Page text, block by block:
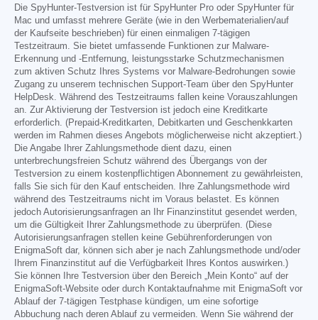
Die SpyHunter-Testversion ist für SpyHunter Pro oder SpyHunter für
Mac und umfasst mehrere Geräte (wie in den Werbematerialien/auf
der Kaufseite beschrieben) für einen einmaligen 7-tägigen
Testzeitraum. Sie bietet umfassende Funktionen zur Malware-
Erkennung und -Entfernung, leistungsstarke Schutzmechanismen
zum aktiven Schutz Ihres Systems vor Malware-Bedrohungen sowie
Zugang zu unserem technischen Support-Team über den SpyHunter
HelpDesk. Während des Testzeitraums fallen keine Vorauszahlungen
an. Zur Aktivierung der Testversion ist jedoch eine Kreditkarte
erforderlich. (Prepaid-Kreditkarten, Debitkarten und Geschenkkarten
werden im Rahmen dieses Angebots möglicherweise nicht akzeptiert.)
Die Angabe Ihrer Zahlungsmethode dient dazu, einen
unterbrechungsfreien Schutz während des Übergangs von der
Testversion zu einem kostenpflichtigen Abonnement zu gewährleisten,
falls Sie sich für den Kauf entscheiden. Ihre Zahlungsmethode wird
während des Testzeitraums nicht im Voraus belastet. Es können
jedoch Autorisierungsanfragen an Ihr Finanzinstitut gesendet werden,
um die Gültigkeit Ihrer Zahlungsmethode zu überprüfen. (Diese
Autorisierungsanfragen stellen keine Gebührenforderungen von
EnigmaSoft dar, können sich aber je nach Zahlungsmethode und/oder
Ihrem Finanzinstitut auf die Verfügbarkeit Ihres Kontos auswirken.)
Sie können Ihre Testversion über den Bereich „Mein Konto“ auf der
EnigmaSoft-Website oder durch Kontaktaufnahme mit EnigmaSoft vor
Ablauf der 7-tägigen Testphase kündigen, um eine sofortige
Abbuchung nach deren Ablauf zu vermeiden. Wenn Sie während der